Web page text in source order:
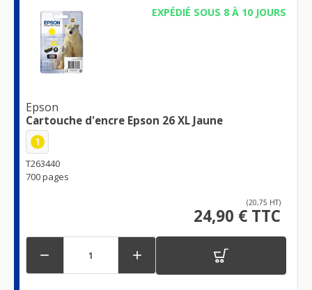
EXPÉDIÉ SOUS 8 À 10 JOURS
Epson
Cartouche d'encre Epson 26 XL Jaune
1
T263440
700 pages
(20,75 HT)
24,90 € TTC
 